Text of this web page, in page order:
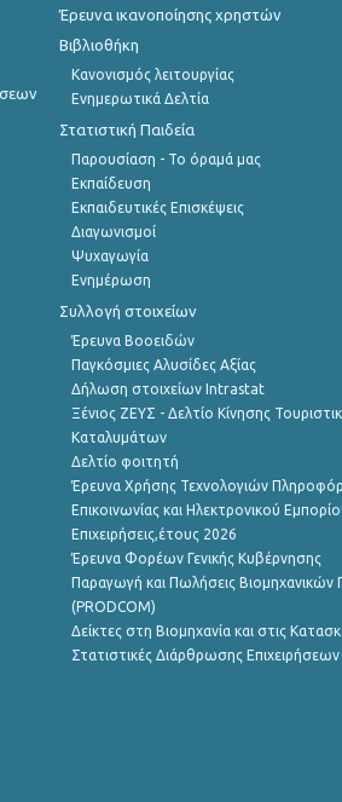
Έρευνα ικανοποίησης χρηστών
Βιβλιοθήκη
Κανονισμός λειτουργίας
Ενημερωτικά Δελτία
Στατιστική Παιδεία
Παρουσίαση - Το όραμά μας
Εκπαίδευση
Εκπαιδευτικές Επισκέψεις
Διαγωνισμοί
Ψυχαγωγία
Ενημέρωση
Συλλογή στοιχείων
Έρευνα Βοοειδών
Παγκόσμιες Αλυσίδες Αξίας
Δήλωση στοιχείων Intrastat
Ξένιος ΖΕΥΣ - Δελτίο Κίνησης
Καταλυμάτων
Δελτίο φοιτητή
Έρευνα Χρήσης Τεχνολογιών
Επικοινωνίας και Ηλεκτρονικού
Επιχειρήσεις,έτους 2026
Έρευνα Φορέων Γενικής Κυβέρνησης
Παραγωγή και Πωλήσεις Βιομηχανικών
(PRODCOM)
Δείκτες στη Βιομηχανία και στις
Στατιστικές Διάρθρωσης Επιχειρήσεων